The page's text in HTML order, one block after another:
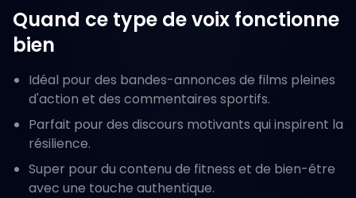
Quand ce type de voix fonctionne
bien
Idéal pour des bandes-annonces de films pleines
d'action et des commentaires sportifs.
Parfait pour des discours motivants qui inspirent la
résilience.
Super pour du contenu de fitness et de bien-être
avec une touche authentique.